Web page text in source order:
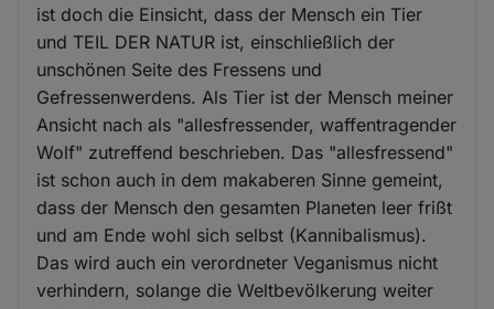
ist doch die Einsicht, dass der Mensch ein Tier
und TEIL DER NATUR ist, einschließlich der
unschönen Seite des Fressens und
Gefressenwerdens. Als Tier ist der Mensch meiner
Ansicht nach als "allesfressender, waffentragender
Wolf" zutreffend beschrieben. Das "allesfressend"
ist schon auch in dem makaberen Sinne gemeint,
dass der Mensch den gesamten Planeten leer frißt
und am Ende wohl sich selbst (Kannibalismus).
Das wird auch ein verordneter Veganismus nicht
verhindern, solange die Weltbevölkerung weiter